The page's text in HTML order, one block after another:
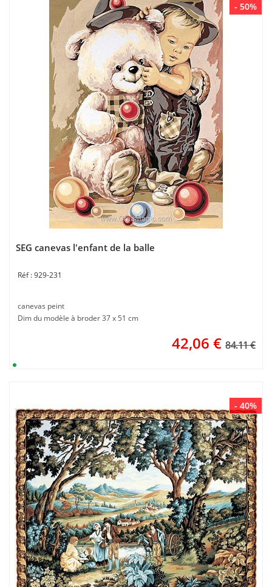
- 50%
SEG canevas l'enfant de la balle
929-231
canevas peint
Dim du modèle à broder 37 x 51 cm
42,06 € 84.11 €
- 40%